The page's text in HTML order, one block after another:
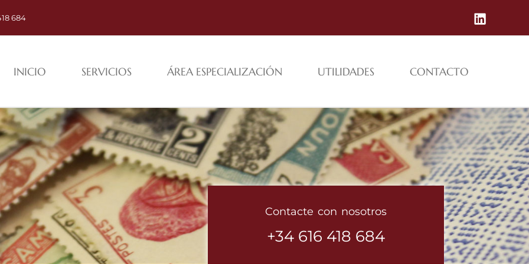
684
INICIO SERVICIOS ÁREA ESPECIALIZACIÓN UTILIDADES CONTACTO
Contacte con nosotros
+34 616 418 684